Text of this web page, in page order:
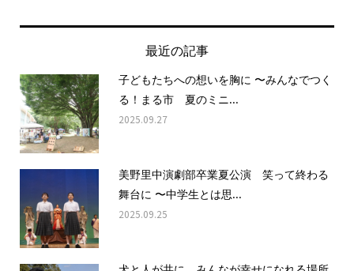
最近の記事
子どもたちへの想いを胸に 〜みんなでつく
る！まる市 夏のミニ...
2025.09.27
美野里中演劇部卒業夏公演 笑って終わる
舞台に 〜中学生とは思...
2025.09.25